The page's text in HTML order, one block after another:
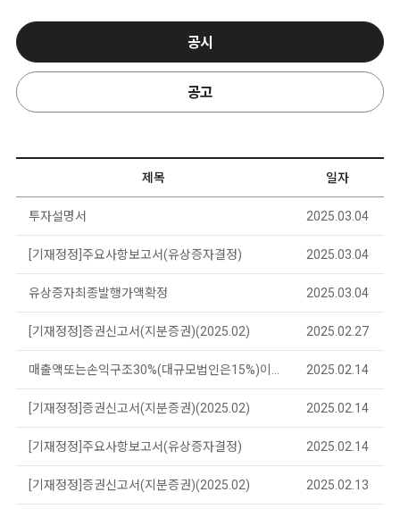
공시
공고
제목 일자
투자설명서 2025.03.04
[기재정정]주요사항보고서(유상증자결정) 2025.03.04
유상증자최종발행가액확정 2025.03.04
[기재정정]증권신고서(지분증권)(2025.02) 2025.02.27
2025.02.14
[기재정정]증권신고서(지분증권)(2025.02) 2025.02.14
[기재정정]주요사항보고서(유상증자결정) 2025.02.14
[기재정정]증권신고서(지분증권)(2025.02) 2025.02.13